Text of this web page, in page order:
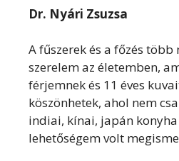
Dr. Nyári Zsuzsa
A fűszerek és a főzés több
szerelem az életemben,
férjemnek és 11 éves
köszönhetek, ahol nem
indiai, kínai, japán
lehetőségem volt